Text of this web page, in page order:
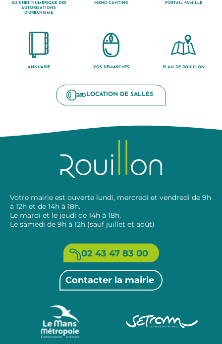
GUICHET NUMÉRIQUE DES
AUTORISATIONS
D’URBANISME
MENU CANTINE PORTAIL FAMILLE
ANNUAIRE VOS DÉMARCHES PLAN DE ROUILLON
LOCATION DE SALLES
Votre mairie est ouverte lundi, mercredi et vendredi de 9h
à 12h et de 14h à 18h.
Le mardi et le jeudi de 14h à 18h.
Le samedi de 9h à 12h (sauf juillet et août)
02 43 47 83 00
Contacter la mairie